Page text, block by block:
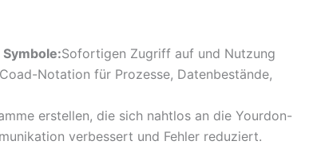
Sofortigen Zugriff auf und Nutzung
Notation für Prozesse, Datenbestände,
erstellen, die sich nahtlos an die Yourdon-
verbessert und Fehler reduziert.